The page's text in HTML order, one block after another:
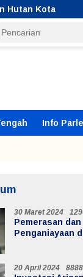
Info
30 Maret 2024
Pemerasan dan
Penganiayaan
20 April 2024